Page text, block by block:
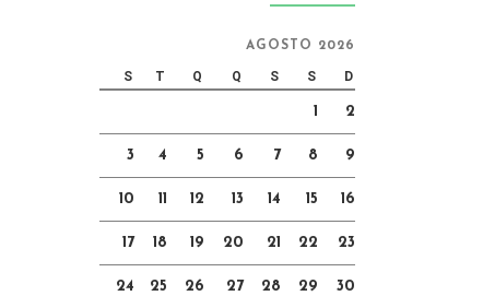
AGOSTO 2026
S T Q Q S S D
1 2
3 4 5 6 7 8 9
10 11 12 13 14 15 16
17 18 19 20 21 22 23
24 25 26 27 28 29 30